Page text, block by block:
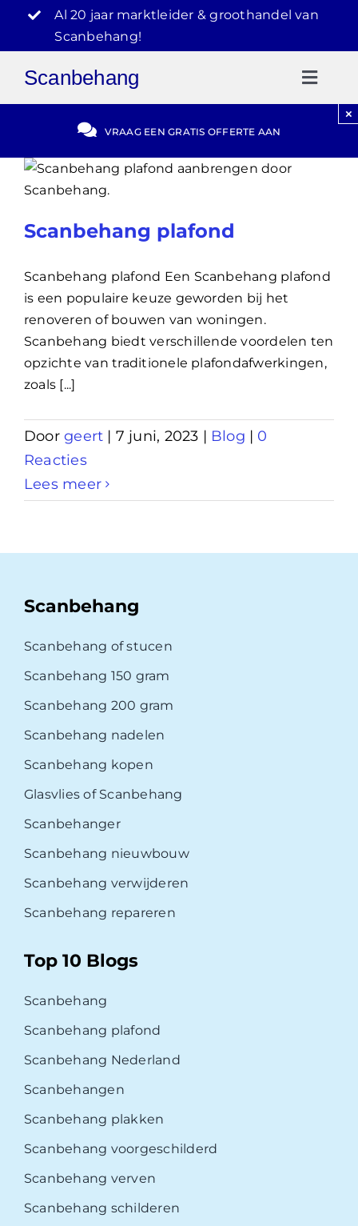
inhoud
Al 20 jaar marktleider & groothandel van
Scanbehang!
Scanbehang
Gratis Offerte
Blog
Video Reviews
030-2072303
VRAAG EEN GRATIS OFFERTE AAN
×
Scanbehang plafond
Scanbehang plafond Een Scanbehang plafond
is een populaire keuze geworden bij het
renoveren of bouwen van woningen.
Scanbehang biedt verschillende voordelen ten
opzichte van traditionele plafondafwerkingen,
zoals [...]
Doorgeert | 7 juni, 2023 | Blog | 0
Reacties
Lees meer
Scanbehang
Scanbehang of stucen
Scanbehang 150 gram
Scanbehang 200 gram
Scanbehang nadelen
Scanbehang kopen
Glasvlies of Scanbehang
Scanbehanger
Scanbehang nieuwbouw
Scanbehang verwijderen
Scanbehang repareren
Top 10 Blogs
Scanbehang
Scanbehang plafond
Scanbehang Nederland
Scanbehangen
Scanbehang plakken
Scanbehang voorgeschilderd
Scanbehang verven
Scanbehang schilderen